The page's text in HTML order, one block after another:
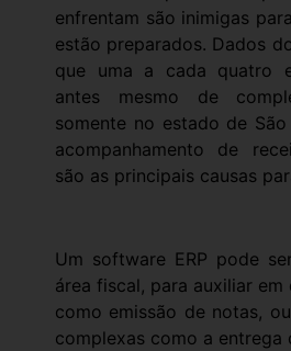
enfrentam são inimigas
estão preparados. Dados
que uma a cada quatro
antes mesmo de
somente no estado de
acompanhamento de
são as principais causas
Um software ERP pode
área fiscal, para auxiliar em
como emissão de notas,
complexas como a entrega